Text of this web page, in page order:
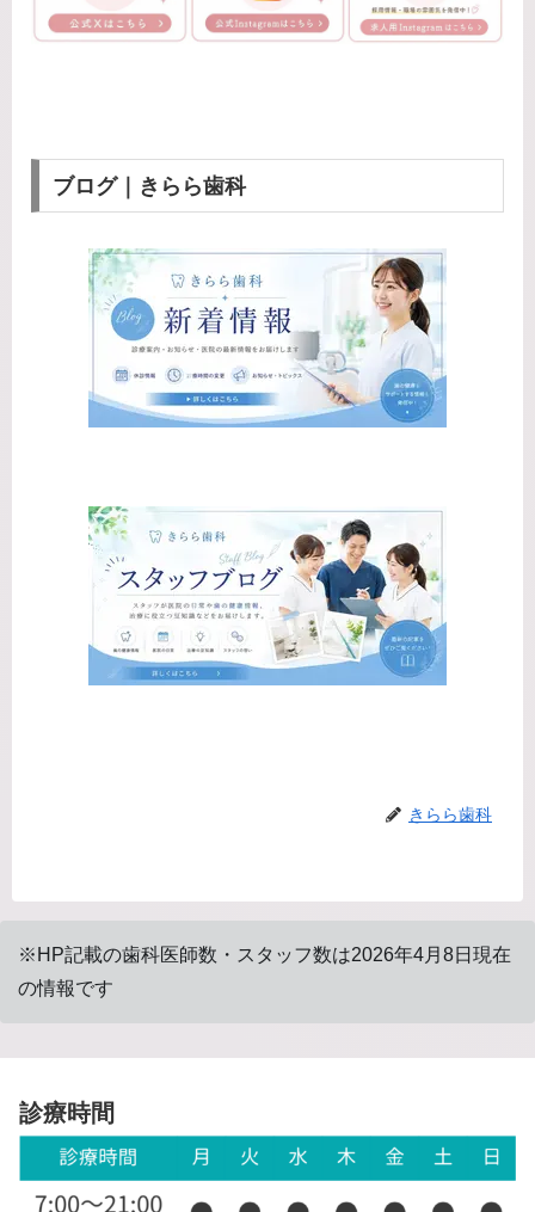
ブログ｜きらら歯科
きらら歯科
※HP記載の歯科医師数・スタッフ数は2026年4月8日現在
の情報です
診療時間